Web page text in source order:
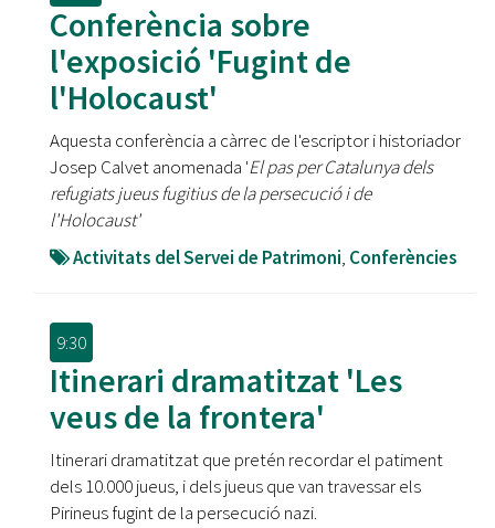
Conferència sobre
l'exposició 'Fugint de
l'Holocaust'
Aquesta conferència a càrrec de l'escriptor i historiador
Josep Calvet anomenada 'El pas per Catalunya dels
refugiats jueus fugitius de la persecució i de
l'Holocaust'
Activitats del Servei de Patrimoni, Conferències
9:30
Itinerari dramatitzat 'Les
veus de la frontera'
Itinerari dramatitzat que pretén recordar el patiment
dels 10.000 jueus, i dels jueus que van travessar els
Pirineus fugint de la persecució nazi.